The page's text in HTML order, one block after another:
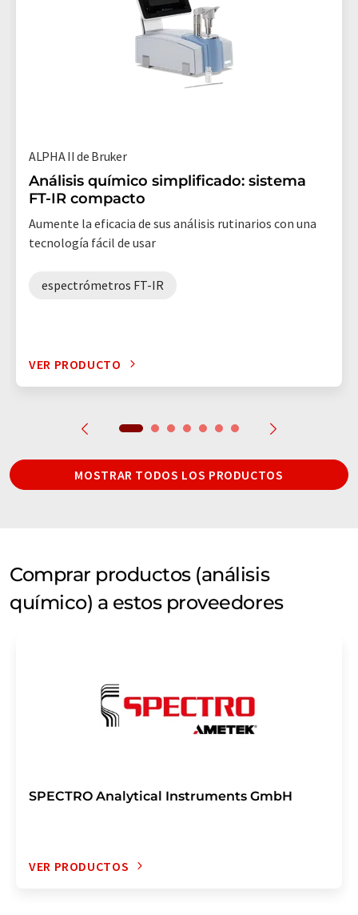
ALPHA II de Bruker
Análisis químico simplificado: sistema
FT-IR compacto
Aumente la eficacia de sus análisis rutinarios con una
tecnología fácil de usar
espectrómetros FT-IR
VER PRODUCTO
MOSTRAR TODOS LOS PRODUCTOS
Comprar productos (análisis
químico) a estos proveedores
SPECTRO Analytical Instruments GmbH
VER PRODUCTOS